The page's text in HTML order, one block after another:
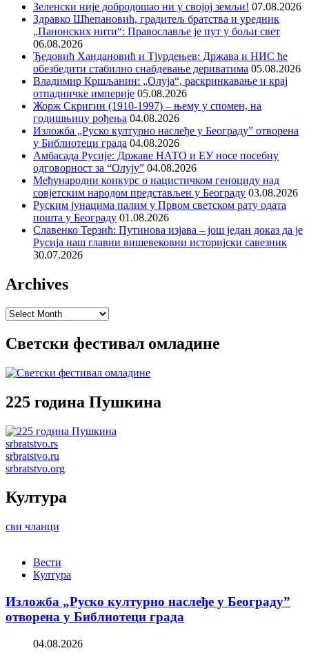
Зеленски није добродошао ни у својој земљи! 07.08.2026
Здравко Шћепановић, градитељ братства и уредник
„Панонских нити“: Православље је пут у бољи свет
06.08.2026
Ђедовић Хандановић и Тјурдењев: Држава и НИС ће
обезбедити стабилно снабдевање дериватима 05.08.2026
Владимир Кршљанин: „Олуја“, раскринкавање и крај
отпадничке империје 05.08.2026
Жорж Скригин (1910-1997) – њему у спомен, на
годишњицу рођења 04.08.2026
Изложба „Руско културно наслеђе у Београду” отворена
у Библиотеци града 04.08.2026
Амбасада Русије: Државе НАТО и ЕУ носе посебну
одговорност за “Олују” 04.08.2026
Међународни конкурс о нацистичком геноциду над
совјетским народом представљен у Београду 03.08.2026
Руским јунацима палим у Првом светском рату одата
пошта у Београду 01.08.2026
Славенко Терзић: Путинова изјава – још један доказ да је
Русија наш главни вишевековни историјски савезник
30.07.2026
Archives
Archives
Светски фестивал омладине
225 година Пушкина
srbratstvo.rs
srbratstvo.ru
srbratstvo.org
Култура
сви чланци
Вести
Култура
Изложба „Руско културно наслеђе у Београду”
отворена у Библиотеци града
04.08.2026